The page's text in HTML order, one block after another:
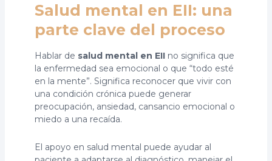
Salud mental en EII: una
parte clave del proceso
Hablar de salud mental en EIIno significa que
la enfermedad sea emocional o que “todo esté
en la mente”. Significa reconocer que vivir con
una condición crónica puede generar
preocupación, ansiedad, cansancio emocional o
miedo a una recaída.
El apoyo en salud mental puede ayudar al